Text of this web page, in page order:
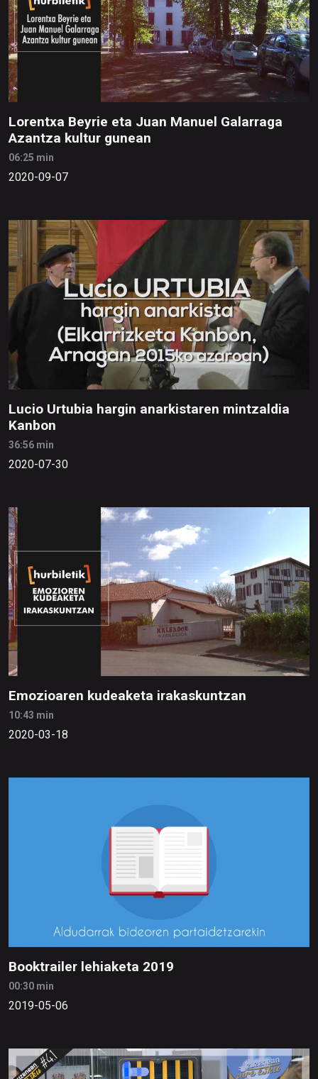
Lorentxa Beyrie eta Juan Manuel Galarraga
Azantza kultur gunean
06:25 min
2020-09-07
Lucio Urtubia hargin anarkistaren mintzaldia
Kanbon
36:56 min
2020-07-30
Emozioaren kudeaketa irakaskuntzan
10:43 min
2020-03-18
Booktrailer lehiaketa 2019
00:30 min
2019-05-06